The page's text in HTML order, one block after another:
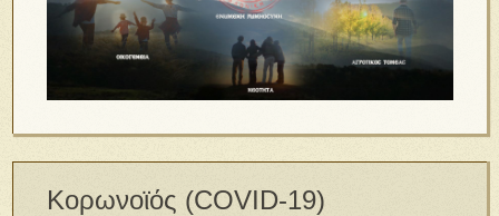
Κορωνοϊός (COVID-19)